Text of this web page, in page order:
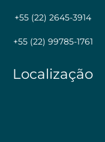
+55 (22) 2645-3914
+55 (22) 99785-1761
Localização